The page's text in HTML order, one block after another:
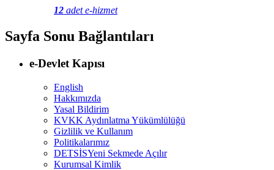
12 adet e-hizmet
Sayfa Sonu Bağlantıları
e-Devlet Kapısı
English
Hakkımızda
Yasal Bildirim
KVKK Aydınlatma Yükümlülüğü
Gizlilik ve Kullanım
Politikalarımız
DETSİSYeni Sekmede Açılır
Kurumsal Kimlik